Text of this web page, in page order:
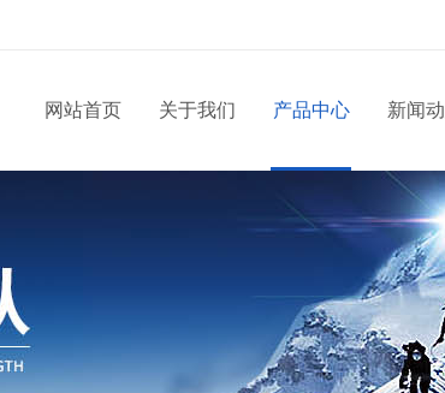
网站首页 关于我们 产品中心 新闻